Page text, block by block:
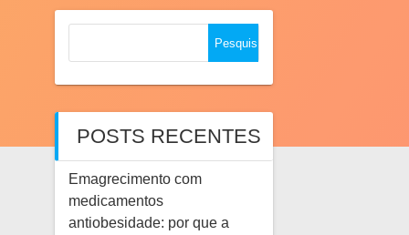
POSTS RECENTES
Emagrecimento com
medicamentos
antiobesidade: por que a